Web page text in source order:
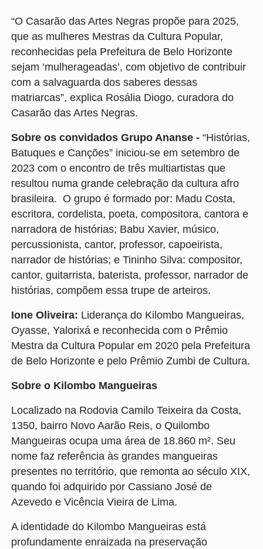
“O Casarão das Artes Negras propõe para 2025,
que as mulheres Mestras da Cultura Popular,
reconhecidas pela Prefeitura de Belo Horizonte
sejam ‘mulherageadas’, com objetivo de contribuir
com a salvaguarda dos saberes dessas
matriarcas”, explica Rosália Diogo, curadora do
Casarão das Artes Negras.
Sobre os convidados Grupo Ananse - “Histórias,
Batuques e Canções” iniciou-se em setembro de
2023 com o encontro de três multiartistas que
resultou numa grande celebração da cultura afro
brasileira. O grupo é formado por: Madu Costa,
escritora, cordelista, poeta, compositora, cantora e
narradora de histórias; Babu Xavier, músico,
percussionista, cantor, professor, capoeirista,
narrador de histórias; e Tininho Silva: compositor,
cantor, guitarrista, baterista, professor, narrador de
histórias, compõem essa trupe de arteiros.
Ione Oliveira: Liderança do Kilombo Mangueiras,
Oyasse, Yalorixá e reconhecida com o Prêmio
Mestra da Cultura Popular em 2020 pela Prefeitura
de Belo Horizonte e pelo Prêmio Zumbi de Cultura.
Sobre o Kilombo Mangueiras
Localizado na Rodovia Camilo Teixeira da Costa,
1350, bairro Novo Aarão Reis, o Quilombo
Mangueiras ocupa uma área de 18.860 m². Seu
nome faz referência às grandes mangueiras
presentes no território, que remonta ao século XIX,
quando foi adquirido por Cassiano José de
Azevedo e Vicência Vieira de Lima.
A identidade do Kilombo Mangueiras está
profundamente enraizada na preservação